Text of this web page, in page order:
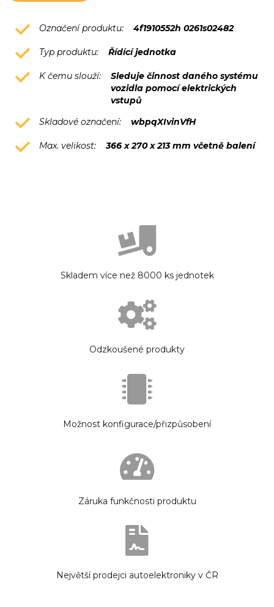
Označení produktu: 4f1910552h 0261s02482
Typ produktu: Řídící jednotka
K čemu slouží:
Sleduje činnost daného systému
vozidla pomocí elektrických
vstupů
Skladové označení:
wbpqXIvinVfH
Max. velikost: 366 x 270 x 213 mm včetně balení
Skladem více než 8000 ks jednotek
Odzkoušené produkty
Možnost konfigurace/přizpůsobení
Záruka funkčnosti produktu
Největší prodejci autoelektroniky v ČR